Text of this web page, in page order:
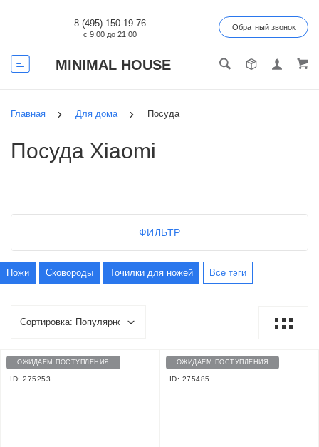
MINIMAL HOUSE
8 (495) 150-19-76
с 9:00 до 21:00
Обратный звонок
Главная Для дома Посуда
Посуда Xiaomi
ФИЛЬТР
Ножи Сковороды Точилки для ножей Все тэги
ОЖИДАЕМ ПОСТУПЛЕНИЯ
ID: 275253
ОЖИДАЕМ ПОСТУПЛЕНИЯ
ID: 275485